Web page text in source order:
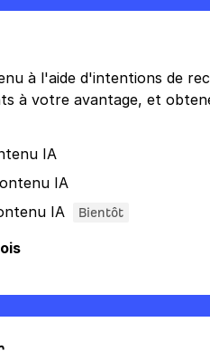
à l'aide d'intentions de
à votre avantage, et
IA
IA
IA
Bientôt